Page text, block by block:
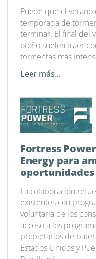
Puede que el verano
temporada de
terminar. El final del
otoño suelen traer
tormentas más
Leer más...
Fortress
Energy para
oportunidades
La colaboración
existentes con
voluntaria de los
acceso a los
propietarios de
Estados Unidos y